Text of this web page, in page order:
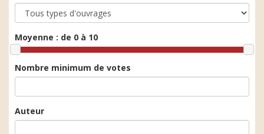
Moyenne : de 0 à 10
Nombre minimum de votes
Auteur